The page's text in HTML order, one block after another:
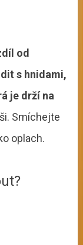
od
s hnidami,
je drží na
Smíchejte
oplach.